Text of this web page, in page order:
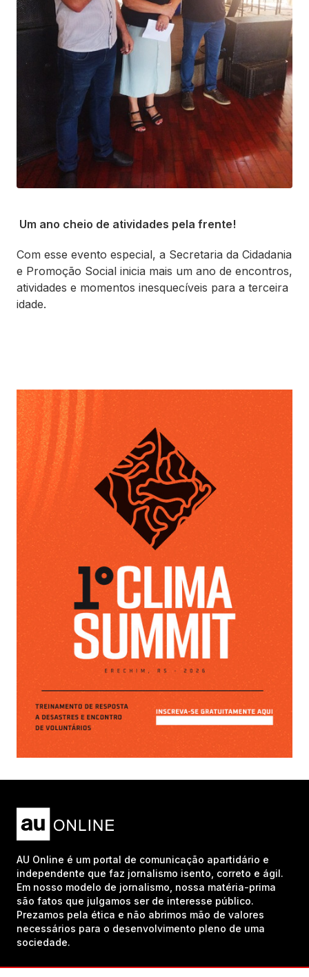
Um ano cheio de atividades pela frente!
Com esse evento especial, a Secretaria da Cidadania
e Promoção Social inicia mais um ano de encontros,
atividades e momentos inesquecíveis para a terceira
idade.
AU Online é um portal de comunicação apartidário e
independente que faz jornalismo isento, correto e ágil.
Em nosso modelo de jornalismo, nossa matéria-prima
são fatos que julgamos ser de interesse público.
Prezamos pela ética e não abrimos mão de valores
necessários para o desenvolvimento pleno de uma
sociedade.